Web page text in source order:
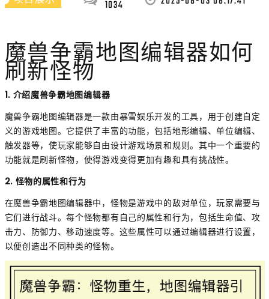
1034
魔兽争霸地图编辑器如何
刷新怪物
1. 介绍魔兽争霸地图编辑器
魔兽争霸地图编辑器是一款由暴雪娱乐开发的工具，用于创建自定
义的游戏地图。它提供了丰富的功能，包括地形编辑、单位编辑、
触发器等，使玩家能够自由设计游戏场景和规则。其中一个重要的
功能就是刷新怪物，使得游戏变得更加有趣和具有挑战性。
2. 怪物的属性和行为
在魔兽争霸地图编辑器中，怪物是游戏中的敌对单位，玩家需要与
它们进行战斗。每个怪物都有自己的属性和行为，包括生命值、攻
击力、防御力、移动速度等。这些属性可以通过编辑器进行设置，
以便创造出不同种类的怪物。